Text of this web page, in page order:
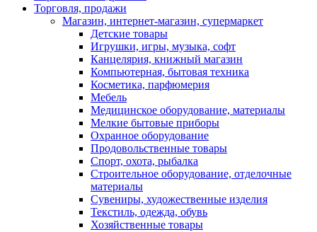
Торговля, продажи
Магазин, интернет-магазин, супермаркет
Детские товары
Игрушки, игры, музыка, софт
Канцелярия, книжный магазин
Компьютерная, бытовая техника
Косметика, парфюмерия
Мебель
Медицинское оборудование, материалы
Мелкие бытовые приборы
Охранное оборудование
Продовольственные товары
Спорт, охота, рыбалка
Строительное оборудование, отделочные
материалы
Сувениры, художественные изделия
Текстиль, одежда, обувь
Хозяйственные товары